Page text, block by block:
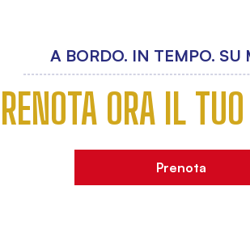
A BORDO. IN TEMPO. SU
ORA IL
Prenota